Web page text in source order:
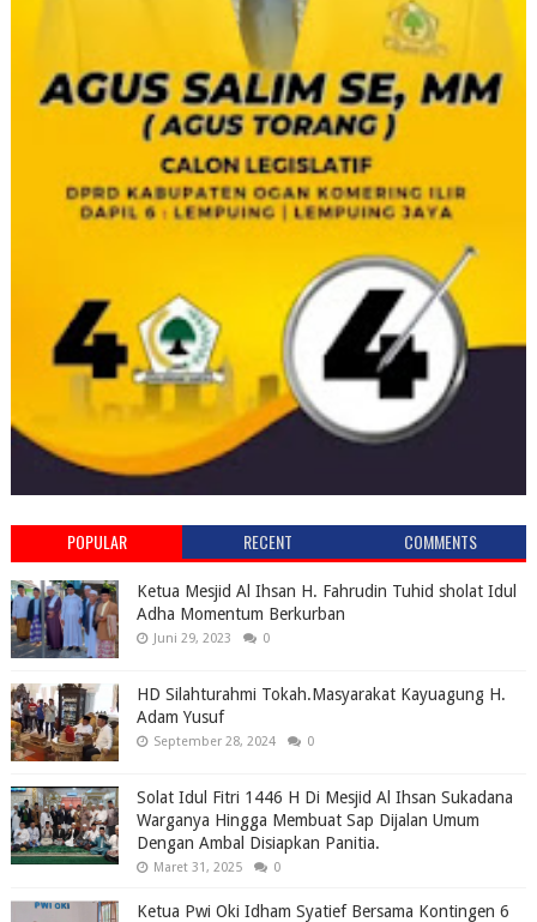
POPULAR RECENT COMMENTS
Ketua Mesjid Al Ihsan H. Fahrudin Tuhid sholat Idul
Adha Momentum Berkurban
Juni 29, 2023 0
HD Silahturahmi Tokah.Masyarakat Kayuagung H.
Adam Yusuf
September 28, 2024 0
Solat Idul Fitri 1446 H Di Mesjid Al Ihsan Sukadana
Warganya Hingga Membuat Sap Dijalan Umum
Dengan Ambal Disiapkan Panitia.
Maret 31, 2025 0
Ketua Pwi Oki Idham Syatief Bersama Kontingen 6